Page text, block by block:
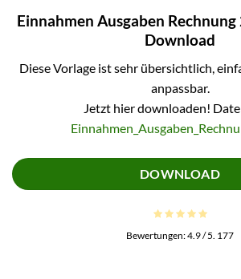
Einnahmen Ausgaben Rechnung
Download
Diese Vorlage ist sehr übersichtlich,
anpassbar.
Jetzt hier downloaden!
DOWNLOAD
Bewertungen:4.9/ 5. 177